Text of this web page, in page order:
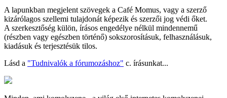
A lapunkban megjelent szövegek a Café Momus, vagy a szerző
kizárólagos szellemi tulajdonát képezik és szerzői jog védi őket.
A szerkesztőség külön, írásos engedélye nélkül mindennemű
(részben vagy egészben történő) sokszorosításuk, felhasználásuk,
kiadásuk és terjesztésük tilos.
Lásd a "Tudnivalók a fórumozáshoz" c. írásunkat...